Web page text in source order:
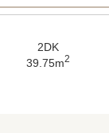
2DK
39.75m2